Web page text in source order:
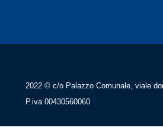
2022 © c/o Palazzo Comunale, viale
P.iva 00430560060